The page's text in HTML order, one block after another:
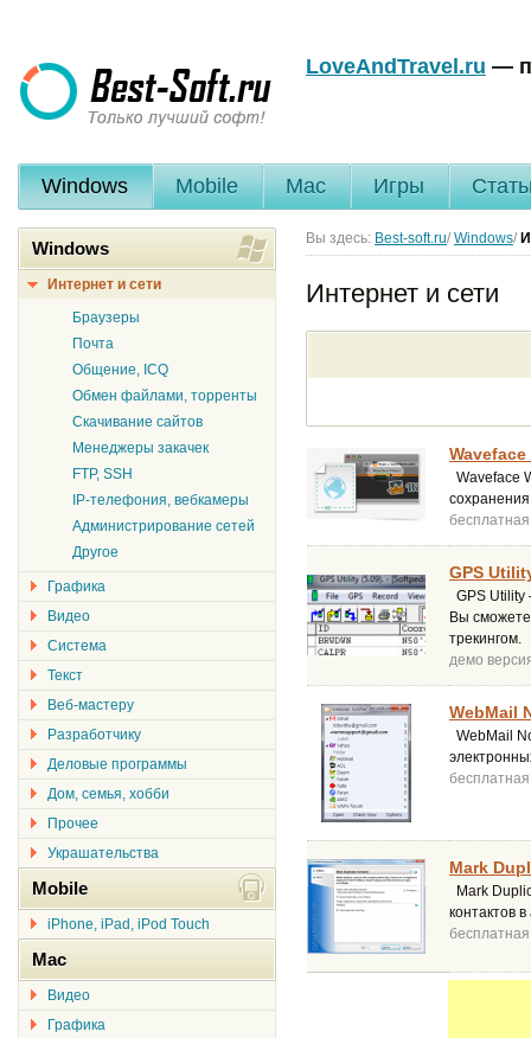
LoveAndTravel.ru —
Windows Mobile Mac Игры
Вы здесь: Best-soft.ru/ Windows/
Интернет и сети
Waveface
бесплатная
GPS
GPS Utility
Вы
трекингом.
демо
WebMail
WebMail
бесплатная
Mark
Mark
контактов
бесплатная
Windows
Интернет и сети
Браузеры
Почта
Общение, ICQ
Обмен файлами, торренты
Скачивание сайтов
Менеджеры закачек
FTP, SSH
IP-телефония, вебкамеры
Администрирование сетей
Другое
Графика
Видео
Система
Текст
Веб-мастеру
Разработчику
Деловые программы
Дом, семья, хобби
Прочее
Украшательства
Mobile
iPhone, iPad, iPod Touch
Mac
Видео
Графика